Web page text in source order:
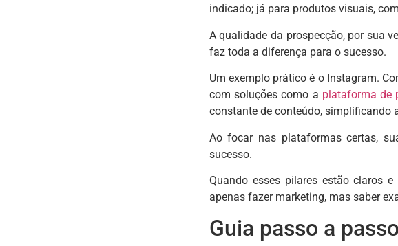
indicado; já para produtos visuais,
A qualidade da prospecção, por sua
faz toda a diferença para o sucesso.
Um exemplo prático é o Instagram.
com soluções como a plataforma de
constante de conteúdo, simplificando
Ao focar nas plataformas certas,
sucesso.
Quando esses pilares estão claros
apenas fazer marketing, mas saber
Guia passo a